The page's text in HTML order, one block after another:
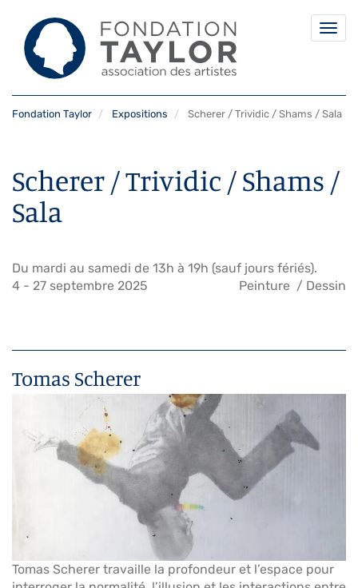
au
Fondation Taylor Expositions Scherer / Trividic / Shams / Sala
Scherer / Trividic / Shams /
Sala
Du mardi au samedi de 13h à 19h (sauf jours fériés).
4 - 27 septembre 2025 Peinture Dessin
Tomas Scherer
Tomas Scherer travaille la profondeur et l’espace pour